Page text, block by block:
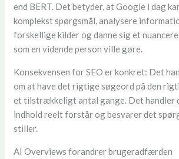
end BERT. Det betyder, at Google i dag
komplekst spørgsmål, analysere
forskellige kilder og danne sig et
som en vidende person ville gøre.
Konsekvensen for SEO er konkret: Det
om at have det rigtige søgeord på den
et tilstrækkeligt antal gange. Det handler
indhold reelt forstår og besvarer det
stiller.
AI Overviews forandrer brugeradfærden